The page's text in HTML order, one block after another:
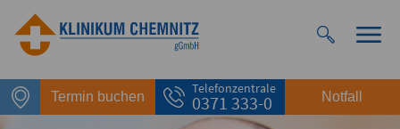
Termin buchen
Telefonzentrale
0371 333-0 Notfall